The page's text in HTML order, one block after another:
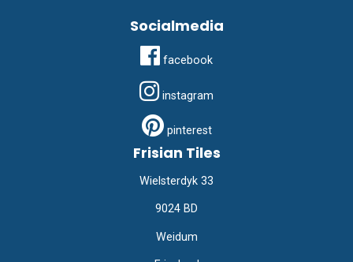
Socialmedia
facebook
instagram
pinterest
Frisian Tiles
Wielsterdyk 33
9024 BD
Weidum